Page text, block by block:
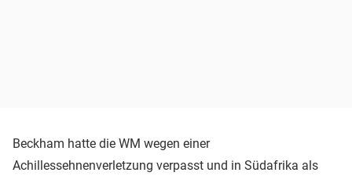
Beckham hatte die WM wegen einer
Achillessehnenverletzung verpasst und in Südafrika als